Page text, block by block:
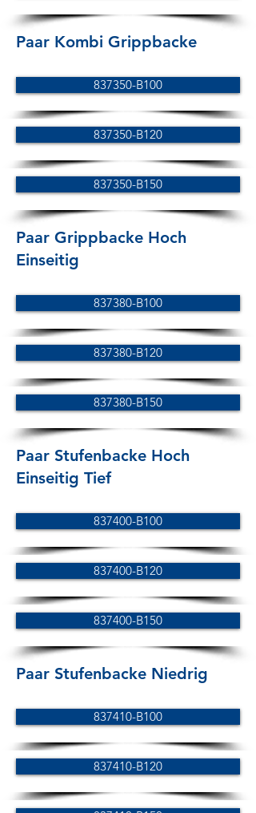
Paar Kombi Grippbacke
837350-B100
837350-B120
837350-B150
Paar Grippbacke Hoch
Einseitig
837380-B100
837380-B120
837380-B150
Paar Stufenbacke Hoch
Einseitig Tief
837400-B100
837400-B120
837400-B150
Paar Stufenbacke Niedrig
837410-B100
837410-B120